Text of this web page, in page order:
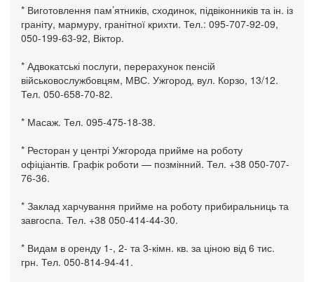
* Виготовлення пам’ятників, сходинок, підвіконників та ін. із
граніту, мармуру, гранітної крихти. Тел.: 095-707-92-09,
050-199-63-92, Віктор.
* Адвокатські послуги, перерахунок пенсій
військовослужбовцям, МВС. Ужгород, вул. Корзо, 13/12.
Тел. 050-658-70-82.
* Масаж. Тел. 095-475-18-38.
* Ресторан у центрі Ужгорода прийме на роботу
офіціантів. Графік роботи — позмінний. Тел. +38 050-707-
76-36.
* Заклад харчування прийме на роботу прибиральниць та
завгоспа. Тел. +38 050-414-44-30.
* Видам в оренду 1-, 2- та 3-кімн. кв. за ціною від 6 тис.
грн. Тел. 050-814-94-41.